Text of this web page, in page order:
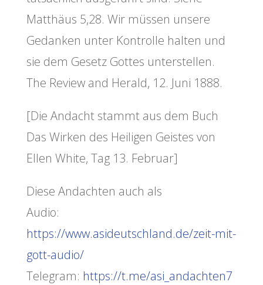
Matthäus 5,28. Wir müssen unsere
Gedanken unter Kontrolle halten und
sie dem Gesetz Gottes unterstellen.
The Review and Herald, 12. Juni 1888.
[Die Andacht stammt aus dem Buch
Das Wirken des Heiligen Geistes von
Ellen White, Tag 13. Februar]
Diese Andachten auch als
Audio:
https://www.asideutschland.de/zeit-mit-
gott-audio/
Telegram: https://t.me/asi_andachten7